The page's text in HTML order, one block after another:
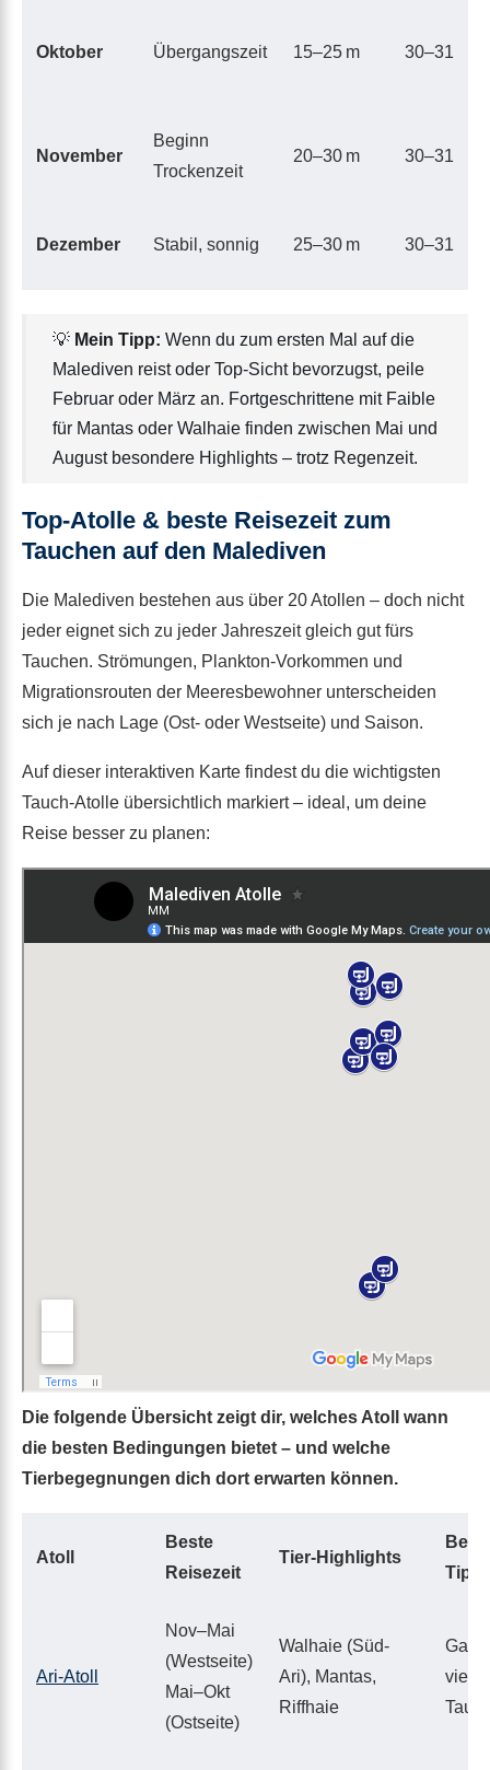
Oktober Übergangszeit 15–25 m 30–31
November
Beginn
Trockenzeit
20–30 m 30–31
Dezember Stabil, sonnig 25–30 m 30–31
💡 Mein Tipp: Wenn du zum ersten Mal auf die
Malediven reist oder Top-Sicht bevorzugst, peile
Februar oder März an. Fortgeschrittene mit Faible
für Mantas oder Walhaie finden zwischen Mai und
August besondere Highlights – trotz Regenzeit.
Top-Atolle & beste Reisezeit zum
Tauchen auf den Malediven
Die Malediven bestehen aus über 20 Atollen – doch nicht
jeder eignet sich zu jeder Jahreszeit gleich gut fürs
Tauchen. Strömungen, Plankton-Vorkommen und
Migrationsrouten der Meeresbewohner unterscheiden
sich je nach Lage (Ost- oder Westseite) und Saison.
Auf dieser interaktiven Karte findest du die wichtigsten
Tauch-Atolle übersichtlich markiert – ideal, um deine
Reise besser zu planen:
Die folgende Übersicht zeigt dir, welches Atoll wann
die besten Bedingungen bietet – und welche
Tierbegegnungen dich dort erwarten können.
Atoll
Beste
Reisezeit
Tier-Highlights
Tipp
Ari-Atoll
Nov–Mai
(Westseite)
Mai–Okt
(Ostseite)
Walhaie (Süd-
Ari), Mantas,
Riffhaie
viele